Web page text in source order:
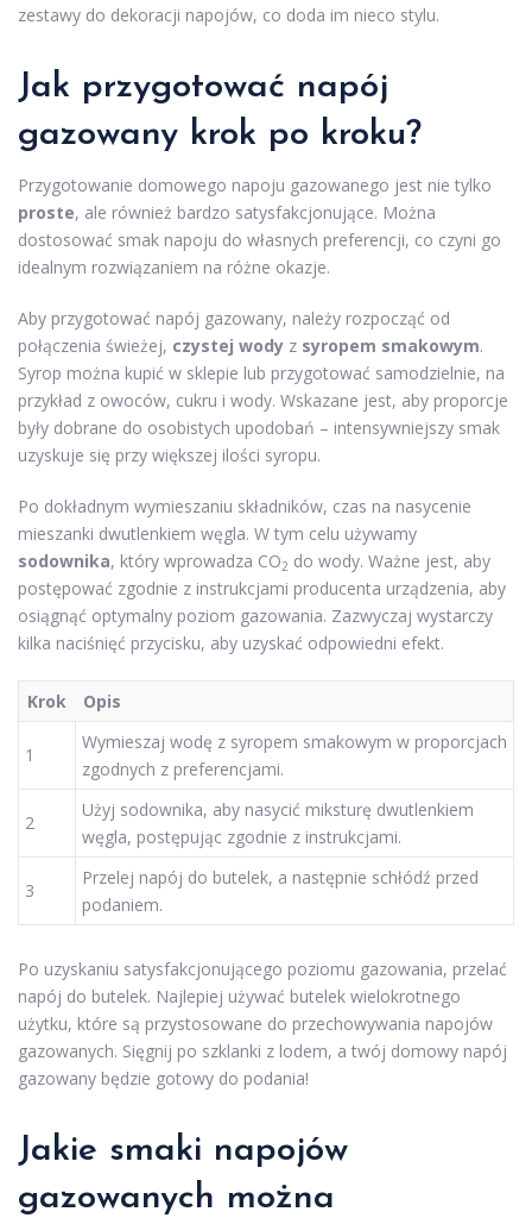
zestawy do dekoracji napojów, co doda im nieco stylu.
Jak przygotować napój
gazowany krok po kroku?
Przygotowanie domowego napoju gazowanego jest nie tylko
proste, ale również bardzo satysfakcjonujące. Można
dostosować smak napoju do własnych preferencji, co czyni go
idealnym rozwiązaniem na różne okazje.
Aby przygotować napój gazowany, należy rozpocząć od
połączenia świeżej, czystej wody z syropem smakowym.
Syrop można kupić w sklepie lub przygotować samodzielnie, na
przykład z owoców, cukru i wody. Wskazane jest, aby proporcje
były dobrane do osobistych upodobań – intensywniejszy smak
uzyskuje się przy większej ilości syropu.
Po dokładnym wymieszaniu składników, czas na nasycenie
mieszanki dwutlenkiem węgla. W tym celu używamy
sodownika, który wprowadza CO2 do wody. Ważne jest, aby
postępować zgodnie z instrukcjami producenta urządzenia, aby
osiągnąć optymalny poziom gazowania. Zazwyczaj wystarczy
kilka naciśnięć przycisku, aby uzyskać odpowiedni efekt.
Krok Opis
1
Wymieszaj wodę z syropem smakowym w proporcjach
zgodnych z preferencjami.
2
Użyj sodownika, aby nasycić miksturę dwutlenkiem
węgla, postępując zgodnie z instrukcjami.
3
Przelej napój do butelek, a następnie schłódź przed
podaniem.
Po uzyskaniu satysfakcjonującego poziomu gazowania, przelać
napój do butelek. Najlepiej używać butelek wielokrotnego
użytku, które są przystosowane do przechowywania napojów
gazowanych. Sięgnij po szklanki z lodem, a twój domowy napój
gazowany będzie gotowy do podania!
Jakie smaki napojów
gazowanych można